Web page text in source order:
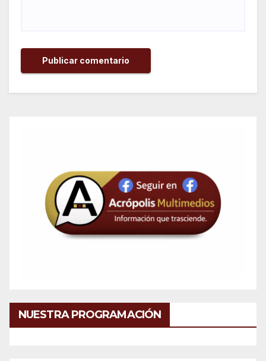
NUESTRA PROGRAMACIÓN